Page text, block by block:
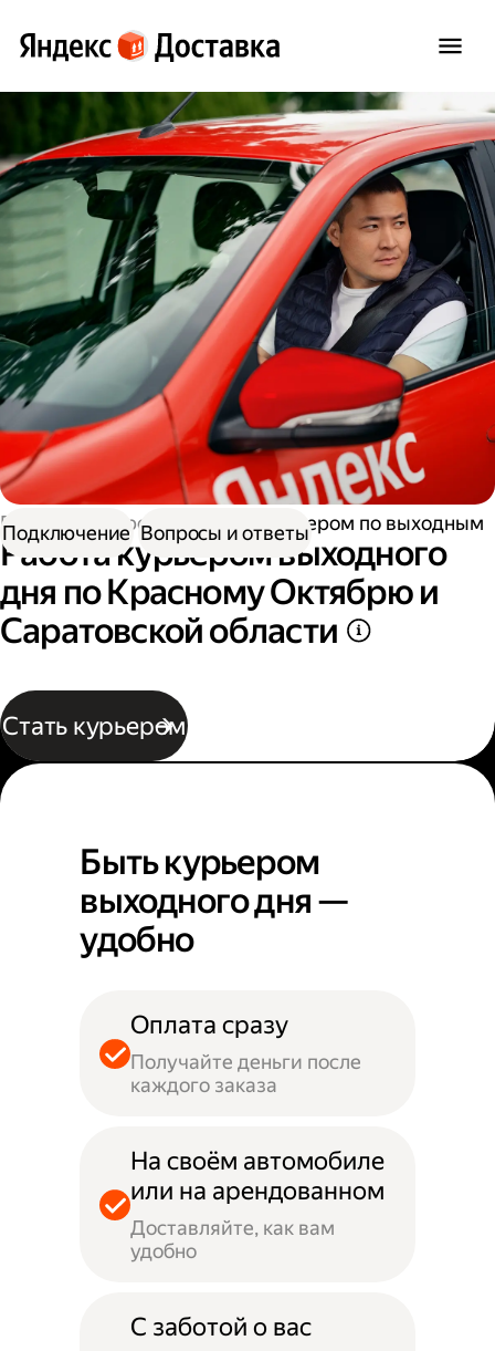
Работа курьером Работа курьером по выходным
Работа курьером выходного
дня по Красному Октябрю и
Саратовской области
Стать курьером
Подключение Вопросы и ответы
Быть курьером
выходного дня —
удобно
Оплата сразу
Получайте деньги после
каждого заказа
На своём автомобиле
или на арендованном
Доставляйте, как вам
удобно
С заботой о вас